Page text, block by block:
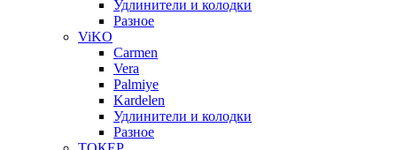
Удлинители и колодки
Разное
ViKO
Carmen
Vera
Palmiye
Kardelen
Удлинители и колодки
Разное